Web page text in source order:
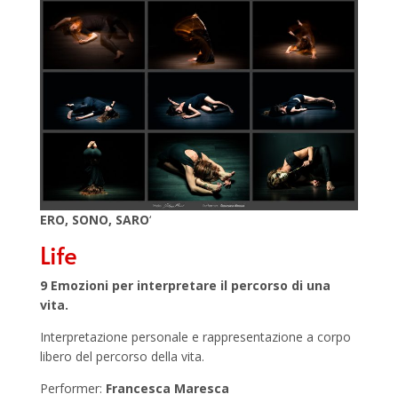
ERO, SONO, SARO‘
Life
9 Emozioni per interpretare il percorso di una
vita.
Interpretazione personale e rappresentazione a corpo
libero del percorso della vita.
Performer: Francesca Maresca